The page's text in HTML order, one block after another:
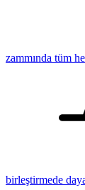
zammında tüm
birleştirmede